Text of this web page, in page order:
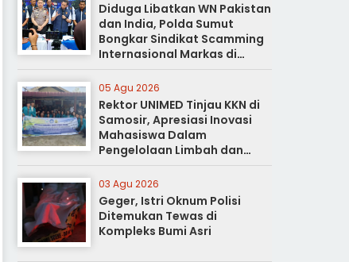
Diduga Libatkan WN Pakistan
dan India, Polda Sumut
Bongkar Sindikat Scamming
Internasional Markas di
Apartemen Podomoro
05 Agu 2026
Rektor UNIMED Tinjau KKN di
Samosir, Apresiasi Inovasi
Mahasiswa Dalam
Pengelolaan Limbah dan
Pertanian Ramah Lingkungan
03 Agu 2026
Geger, Istri Oknum Polisi
Ditemukan Tewas di
Kompleks Bumi Asri